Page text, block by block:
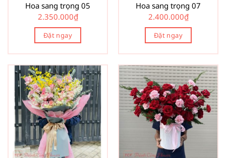
Hoa sang trọng 05
2.350.000₫
Đặt ngay
Hoa sang trọng 07
2.400.000₫
Đặt ngay